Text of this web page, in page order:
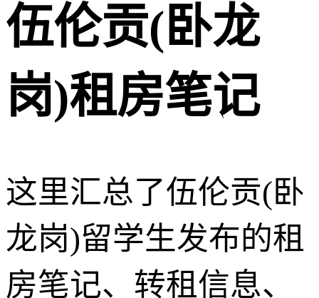
伍伦贡(卧龙
岗)租房笔记
这里汇总了伍伦贡(卧
龙岗)留学生发布的租
房笔记、转租信息、